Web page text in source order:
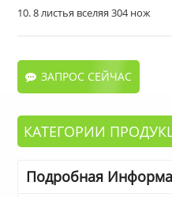
10. 8 листья вселяя 304 нож
ЗАПРОС СЕЙЧАС
КАТЕГОРИИ
Подробная